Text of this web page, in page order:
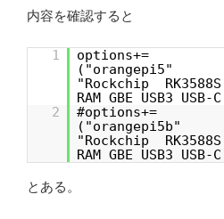
内容を確認すると
1
options+=
"Rockchip
RAM GBE USB3 USB-
2
#options+=
"Rockchip
RAM GBE USB3
とある。